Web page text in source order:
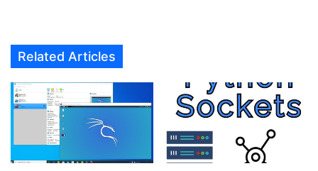
Related Articles